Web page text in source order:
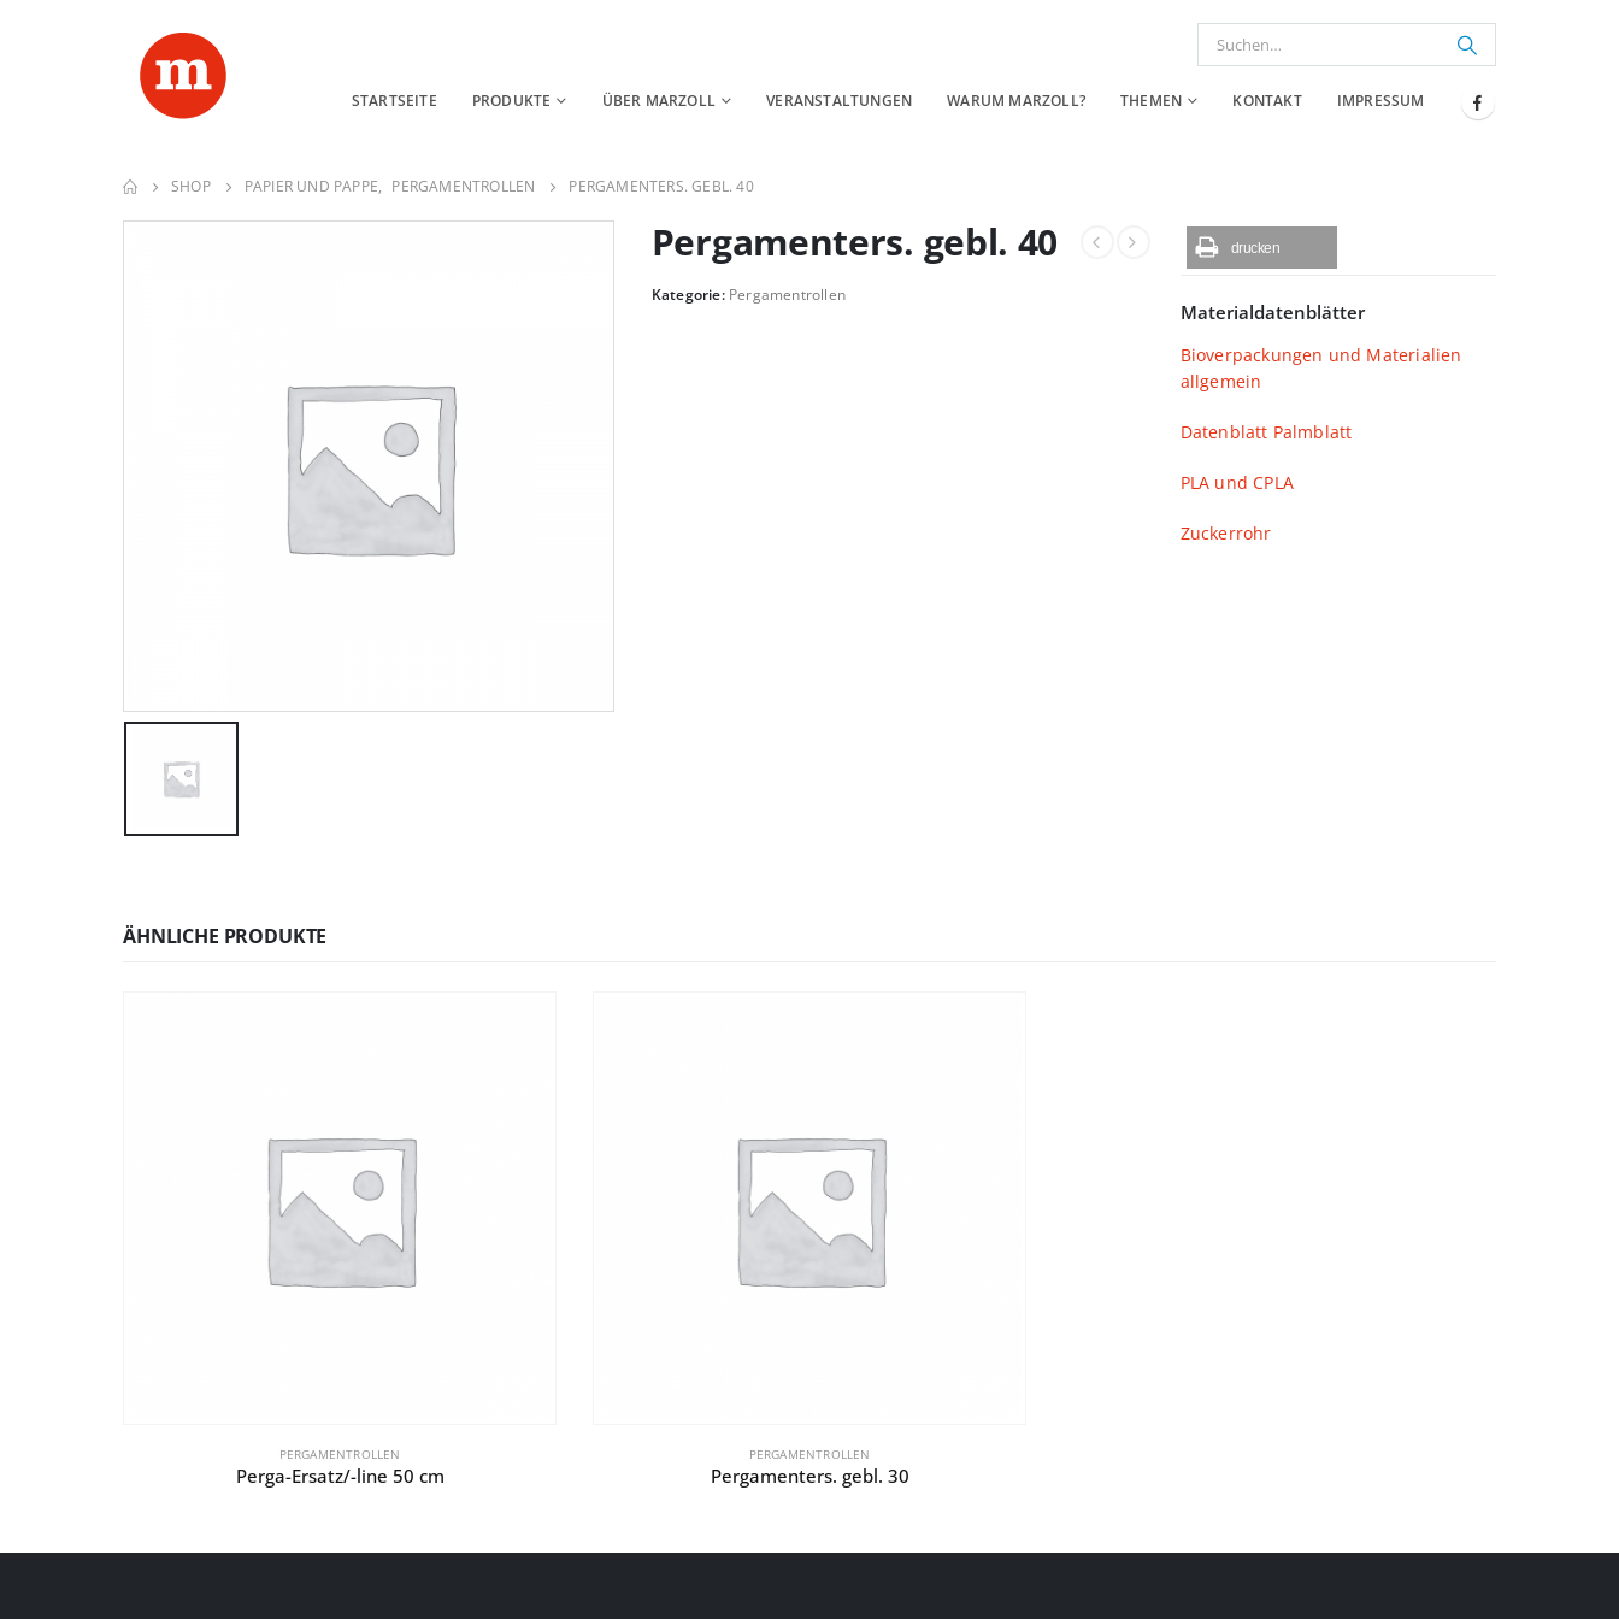
STARTSEITE PRODUKTE ÜBER MARZOLL VERANSTALTUNGEN WARUM MARZOLL? THEMEN KONTAKT IMPRESSUM
SHOP PAPIER UND PAPPE, PERGAMENTROLLEN PERGAMENTERS. GEBL. 40
Pergamenters. gebl. 40
Kategorie: Pergamentrollen
drucken
Materialdatenblätter
Bioverpackungen und Materialien
allgemein
Datenblatt Palmblatt
PLA und CPLA
Zuckerrohr
ÄHNLICHE PRODUKTE
PERGAMENTROLLEN
Perga-Ersatz/-line 50 cm
PERGAMENTROLLEN
Pergamenters. gebl. 30